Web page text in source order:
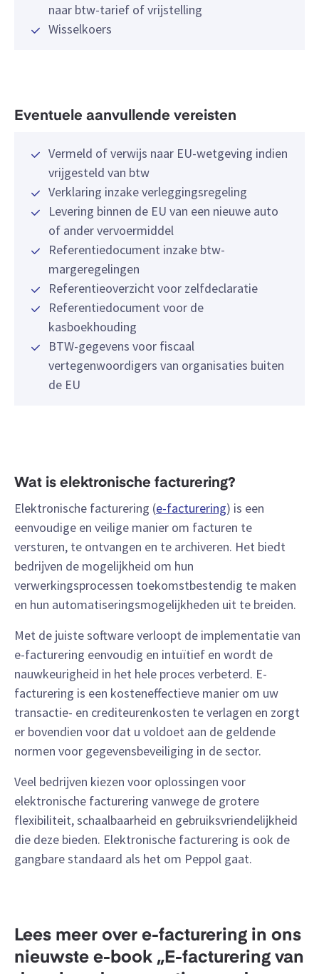
naar btw-tarief of vrijstelling
Wisselkoers
Eventuele aanvullende vereisten
Vermeld of verwijs naar EU-wetgeving indien
vrijgesteld van btw
Verklaring inzake verleggingsregeling
Levering binnen de EU van een nieuwe auto
of ander vervoermiddel
Referentiedocument inzake btw-
margeregelingen
Referentieoverzicht voor zelfdeclaratie
Referentiedocument voor de
kasboekhouding
BTW-gegevens voor fiscaal
vertegenwoordigers van organisaties buiten
de EU
Wat is elektronische facturering?
Elektronische facturering (e-facturering) is een
eenvoudige en veilige manier om facturen te
versturen, te ontvangen en te archiveren. Het biedt
bedrijven de mogelijkheid om hun
verwerkingsprocessen toekomstbestendig te maken
en hun automatiseringsmogelijkheden uit te breiden.
Met de juiste software verloopt de implementatie van
e-facturering eenvoudig en intuïtief en wordt de
nauwkeurigheid in het hele proces verbeterd. E-
facturering is een kosteneffectieve manier om uw
transactie- en crediteurenkosten te verlagen en zorgt
er bovendien voor dat u voldoet aan de geldende
normen voor gegevensbeveiliging in de sector.
Veel bedrijven kiezen voor oplossingen voor
elektronische facturering vanwege de grotere
flexibiliteit, schaalbaarheid en gebruiksvriendelijkheid
die deze bieden. Elektronische facturering is ook de
gangbare standaard als het om Peppol gaat.
Lees meer over e-facturering in ons
nieuwste e-book „E-facturering van